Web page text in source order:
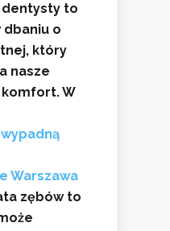
to
dbaniu o
który
nasze
W
Warszawa
zębów to